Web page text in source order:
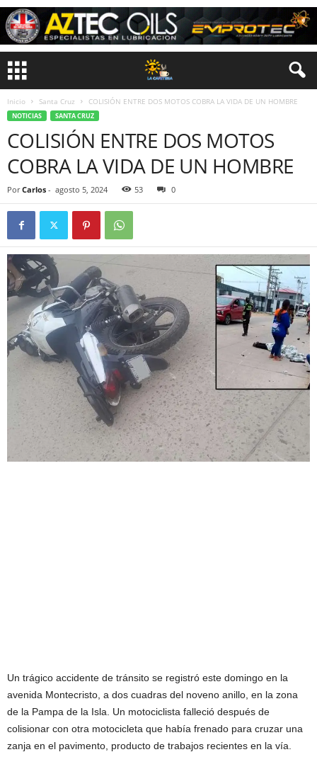
Inicio Santa Cruz COLISIÓN ENTRE DOS MOTOS COBRA LA VIDA DE UN HOMBRE
NOTICIAS SANTA CRUZ
COLISIÓN ENTRE DOS MOTOS
COBRA LA VIDA DE UN HOMBRE
Por Carlos - agosto 5, 2024 53 0
Un trágico accidente de tránsito se registró este domingo en la
avenida Montecristo, a dos cuadras del noveno anillo, en la zona
de la Pampa de la Isla. Un motociclista falleció después de
colisionar con otra motocicleta que había frenado para cruzar una
zanja en el pavimento, producto de trabajos recientes en la vía.